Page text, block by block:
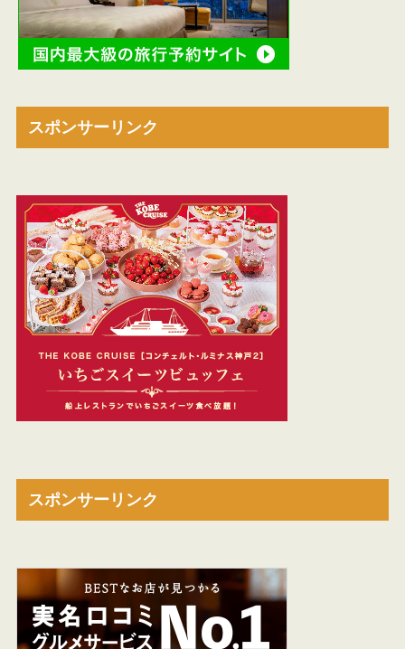
スポンサーリンク
スポンサーリンク